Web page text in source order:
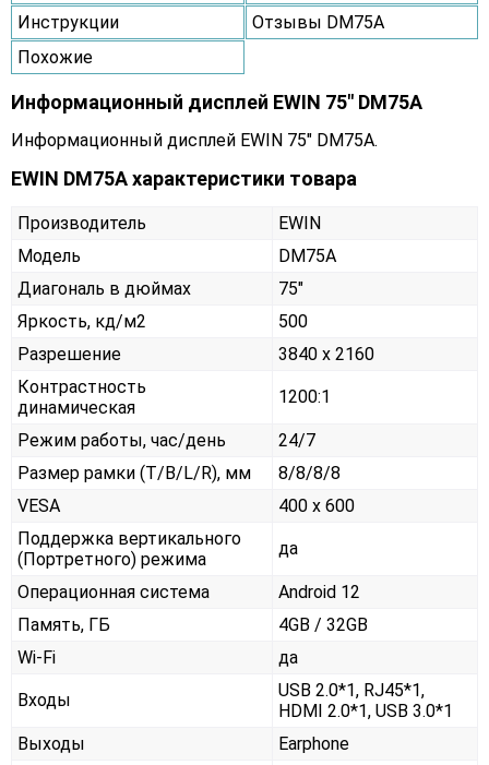
Инструкции
Отзывы DM75A
Похожие
Информационный дисплей EWIN 75" DM75A
Информационный дисплей EWIN 75" DM75A.
EWIN DM75A характеристики товара
Производитель
EWIN
Модель
DM75A
Диагональ в дюймах
75"
Яркость, кд/м2
500
Разрешение
3840 x 2160
Контрастность
динамическая
1200:1
Режим работы, час/день
24/7
Размер рамки (T/B/L/R), мм
8/8/8/8
VESA
400 x 600
Поддержка вертикального
(Портретного) режима
да
Операционная система
Android 12
Память, ГБ
4GB / 32GB
Wi-Fi
да
Входы
USB 2.0*1, RJ45*1,
HDMI 2.0*1, USB 3.0*1
Выходы
Earphone